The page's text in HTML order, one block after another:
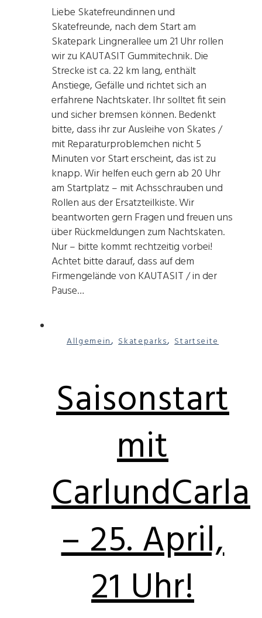
Liebe Skatefreundinnen und
Skatefreunde, nach dem Start am
Skatepark Lingnerallee um 21 Uhr rollen
wir zu KAUTASIT Gummitechnik. Die
Strecke ist ca. 22 km lang, enthält
Anstiege, Gefälle und richtet sich an
erfahrene Nachtskater. Ihr solltet fit sein
und sicher bremsen können. Bedenkt
bitte, dass ihr zur Ausleihe von Skates /
mit Reparaturproblemchen nicht 5
Minuten vor Start erscheint, das ist zu
knapp. Wir helfen euch gern ab 20 Uhr
am Startplatz – mit Achsschrauben und
Rollen aus der Ersatzteilkiste. Wir
beantworten gern Fragen und freuen uns
über Rückmeldungen zum Nachtskaten.
Nur – bitte kommt rechtzeitig vorbei!
Achtet bitte darauf, dass auf dem
Firmengelände von KAUTASIT / in der
Pause…
Allgemein,Skateparks,Startseite
Saisonstart
mit
CarlundCarla
– 25. April,
21 Uhr!